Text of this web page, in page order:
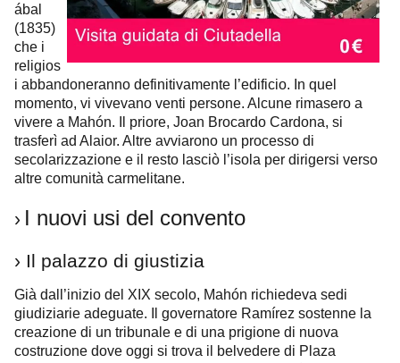
ábal
(1835)
che i
religios
i abbandoneranno definitivamente l’edificio. In quel
momento, vi vivevano venti persone. Alcune rimasero a
vivere a Mahón. Il priore, Joan Brocardo Cardona, si
trasferì ad Alaior. Altre avviarono un processo di
secolarizzazione e il resto lasciò l’isola per dirigersi verso
altre comunità carmelitane.
› I nuovi usi del convento
› Il palazzo di giustizia
Già dall’inizio del XIX secolo, Mahón richiedeva sedi
giudiziarie adeguate. Il governatore Ramírez sostenne la
creazione di un tribunale e di una prigione di nuova
costruzione dove oggi si trova il belvedere di Plaza